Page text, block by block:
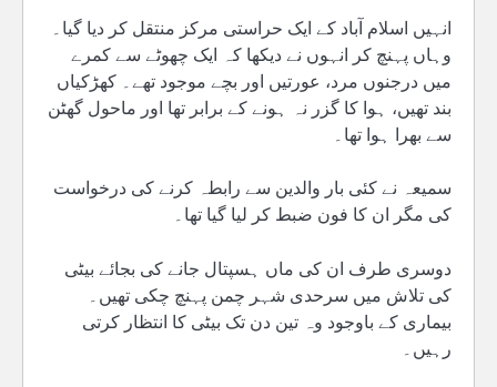
انہیں اسلام آباد کے ایک حراستی مرکز منتقل کر دیا گیا۔
وہاں پہنچ کر انہوں نے دیکھا کہ ایک چھوٹے سے کمرے
میں درجنوں مرد، عورتیں اور بچے موجود تھے۔ کھڑکیاں
بند تھیں، ہوا کا گزر نہ ہونے کے برابر تھا اور ماحول گھٹن
سے بھرا ہوا تھا۔
سمیعہ نے کئی بار والدین سے رابطہ کرنے کی درخواست
کی مگر ان کا فون ضبط کر لیا گیا تھا۔
دوسری طرف ان کی ماں ہسپتال جانے کی بجائے بیٹی
کی تلاش میں سرحدی شہر چمن پہنچ چکی تھیں۔
بیماری کے باوجود وہ تین دن تک بیٹی کا انتظار کرتی
رہیں۔